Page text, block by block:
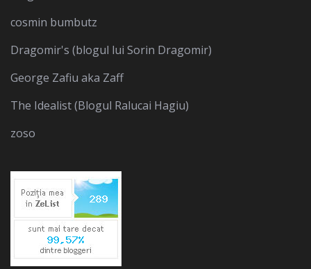
cosmin bumbutz
Dragomir's (blogul lui Sorin Dragomir)
George Zafiu aka Zaff
The Idealist (Blogul Ralucai Hagiu)
zoso